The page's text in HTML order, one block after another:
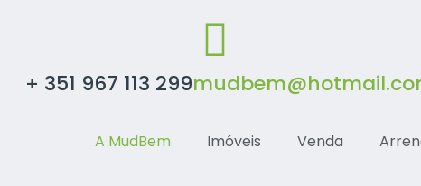
+ 351 967 113 299
A MudBem Imóveis Venda